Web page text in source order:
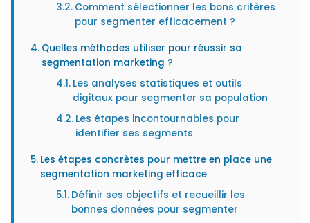
Comment sélectionner les bons critères
pour segmenter efficacement ?
Quelles méthodes utiliser pour réussir sa
segmentation marketing ?
Les analyses statistiques et outils
digitaux pour segmenter sa population
Les étapes incontournables pour
identifier ses segments
Les étapes concrètes pour mettre en place une
segmentation marketing efficace
Définir ses objectifs et recueillir les
bonnes données pour segmenter